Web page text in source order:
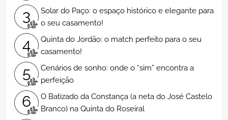
3
Solar do Paço: o espaço histórico e elegante para
o seu casamento!
4
Quinta do Jordão: o match perfeito para o seu
casamento!
5
Cenários de sonho: onde o “sim” encontra a
perfeição
6
O Batizado da Constança (a neta do José Castelo
Branco) na Quinta do Roseiral